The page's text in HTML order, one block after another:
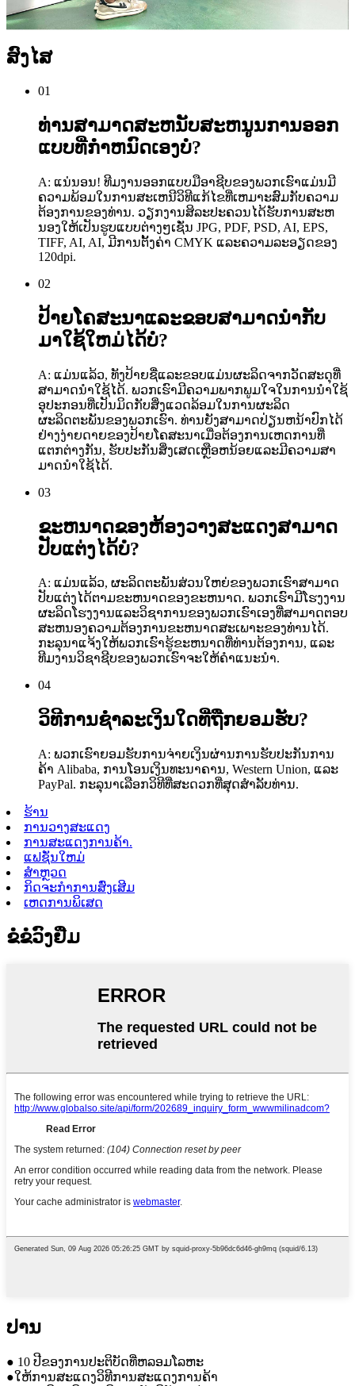
ສົງໄສ
01
ທ່ານສາມາດສະຫນັບສະຫນູນການອອກ
ແບບທີ່ກໍາຫນົດເອງບໍ?
A: ແນ່ນອນ! ທີມງານອອກແບບມືອາຊີບຂອງພວກເຮົາແມ່ນມີ
ຄວາມພ້ອມໃນການສະເຫນີວິທີແກ້ໄຂທີ່ເຫມາະສົມກັບຄວາມ
ຕ້ອງການຂອງທ່ານ. ວຽກງານສິລະປະຄວນໄດ້ຮັບການສະຫ
ນອງໃຫ້ເປັນຮູບແບບຕ່າງໆເຊັ່ນ JPG, PDF, PSD, AI, EPS,
TIFF, AI, AI, ມີການຕັ້ງຄ່າ CMYK ແລະຄວາມລະອຽດຂອງ
120dpi.
02
ປ້າຍໂຄສະນາແລະຂອບສາມາດນໍາກັບ
ມາໃຊ້ໃຫມ່ໄດ້ບໍ?
A: ແມ່ນແລ້ວ, ທັງປ້າຍຊື່ແລະຂອບແມ່ນຜະລິດຈາກວັດສະດຸທີ່
ສາມາດນໍາໃຊ້ໄດ້. ພວກເຮົາມີຄວາມພາກພູມໃຈໃນການນໍາໃຊ້
ອຸປະກອນທີ່ເປັນມິດກັບສິ່ງແວດລ້ອມໃນການຜະລິດ
ຜະລິດຕະພັນຂອງພວກເຮົາ. ທ່ານຍັງສາມາດປ່ຽນຫນ້າປົກໄດ້
ຢ່າງງ່າຍດາຍຂອງປ້າຍໂຄສະນາເມື່ອຕ້ອງການເຫດການທີ່
ແຕກຕ່າງກັນ, ຮັບປະກັນສິ່ງເສດເຫຼືອຫນ້ອຍແລະມີຄວາມສາ
ມາດນໍາໃຊ້ໄດ້.
03
ຂະຫນາດຂອງຫ້ອງວາງສະແດງສາມາດ
ປັບແຕ່ງໄດ້ບໍ?
A: ແມ່ນແລ້ວ, ຜະລິດຕະພັນສ່ວນໃຫຍ່ຂອງພວກເຮົາສາມາດ
ປັບແຕ່ງໄດ້ຕາມຂະຫນາດຂອງຂະຫນາດ. ພວກເຮົາມີໂຮງງານ
ຜະລິດໂຮງງານແລະວິຊາການຂອງພວກເຮົາເອງທີ່ສາມາດຕອບ
ສະຫນອງຄວາມຕ້ອງການຂະຫນາດສະເພາະຂອງທ່ານໄດ້.
ກະລຸນາແຈ້ງໃຫ້ພວກເຮົາຮູ້ຂະຫນາດທີ່ທ່ານຕ້ອງການ, ແລະ
ທີມງານວິຊາຊີບຂອງພວກເຮົາຈະໃຫ້ຄໍາແນະນໍາ.
04
ວິທີການຊໍາລະເງິນໃດທີ່ຖືກຍອມຮັບ?
A: ພວກເຮົາຍອມຮັບການຈ່າຍເງິນຜ່ານການຮັບປະກັນການ
ຄ້າ Alibaba, ການໂອນເງິນທະນາຄານ, Western Union, ແລະ
PayPal. ກະລຸນາເລືອກວິທີທີ່ສະດວກທີ່ສຸດສໍາລັບທ່ານ.
ຮ້ານ
ການວາງສະແດງ
ການສະແດງການຄ້າ.
ແຟຊັ່ນໃຫມ່
ສໍາຫຼວດ
ກິດຈະກໍາການສົ່ງເສີມ
ເຫດການພິເສດ
ຂໍຂໍວົງຢືມ
ປານ
● 10 ປີຂອງການປະຕິບັດທີ່ຫລອມໂລຫະ
●ໃຫ້ການສະແດງວິທີການສະແດງການຄ້າ